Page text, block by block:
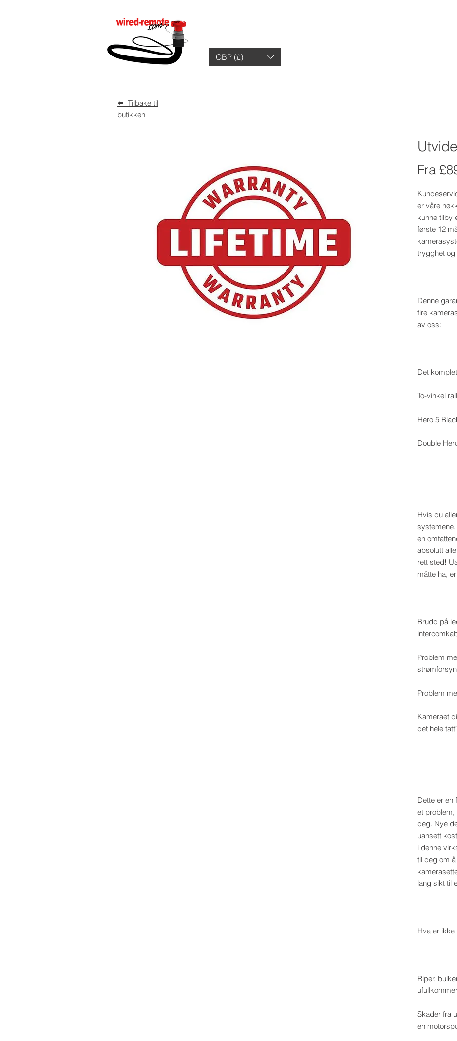
GBP (£)
Fra
er våre
kunne tilby
første 12
trygghet og
Denne
fire
av oss:
Det
To-vinkel
Hero 5
Double
Hvis du
en
absolutt
rett sted!
måtte ha,
Brudd på
Problem
Problem
Kameraet
det hele
Dette er en
et problem,
deg. Nye
uansett
i denne
til deg om
lang sikt til
Hva er ikke
Riper,
Skader fra
en
⬅️ Tilbake til
butikken